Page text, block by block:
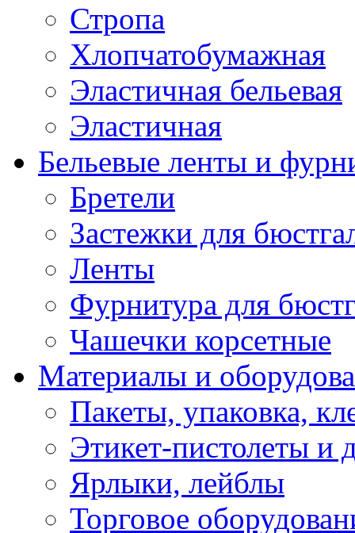
Стропа
Хлопчатобумажная
Эластичная бельевая
Эластичная
Бельевые ленты и
Бретели
Застежки для
Ленты
Фурнитура для
Чашечки корсетные
Материалы и
Пакеты, упаковка,
Этикет-пистолеты и
Ярлыки, лейблы
Торговое